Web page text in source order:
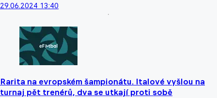
29.06.2024 13:40
Rarita na evropském šampionátu. Italové vyšlou na
turnaj pět trenérů, dva se utkají proti sobě